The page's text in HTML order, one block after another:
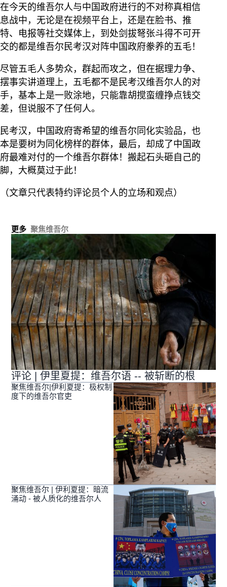
在今天的维吾尔人与中国政府进行的不对称真相信
息战中，无论是在视频平台上，还是在脸书、推
特、电报等社交媒体上，到处剑拔弩张斗得不可开
交的都是维吾尔民考汉对阵中国政府豢养的五毛！
尽管五毛人多势众，群起而攻之，但在据理力争、
摆事实讲道理上，五毛都不是民考汉维吾尔人的对
手，基本上是一败涂地，只能靠胡搅蛮缠挣点钱交
差，但说服不了任何人。
民考汉，中国政府寄希望的维吾尔同化实验品，也
本是要树为同化榜样的群体，最后，却成了中国政
府最难对付的一个维吾尔群体！搬起石头砸自己的
脚，大概莫过于此！
（文章只代表特约评论员个人的立场和观点）
更多 聚焦维吾尔
评论 | 伊里夏提：维吾尔语 -- 被斩断的根
聚焦维吾尔|伊利夏提：极权制
度下的维吾尔官吏
聚焦维吾尔 | 伊利夏提：暗流
涌动 - 被人质化的维吾尔人